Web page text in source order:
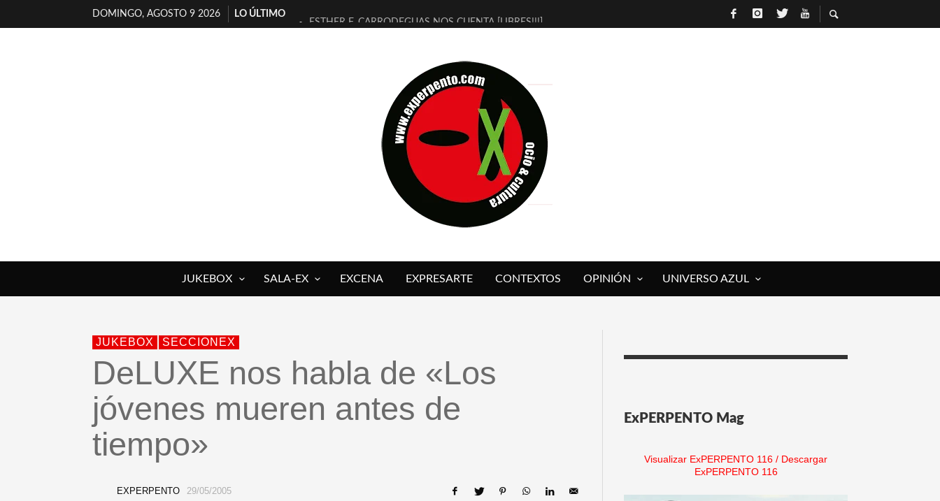
DOMINGO, AGOSTO 9 2026
LO ÚLTIMO
ESTHER F. CARRODEGUAS NOS CUENTA [LIBRES!!!]
[ELECTRA JONDA] DE JUAN GUERRERO ZAMORA
TIMBRE 4, LA ESCUELA DEL DIRECTOR TEATRAL CLAUDIO TOLCACHIR
30 AÑOS (NO ES NADA) DE LA KATARSIS DEL TOMATAZO
MILITARES JUDÍAS EN #EXVITA
D’BALDOMEROS REINVENTAN [BITÁCORA 3.0] EN EXVITA
MARSHALL FLASH PRESENTA EN EXVITA [RELATIVA SENCILLEZ]
JOFRE BARDAGÍ EN EXVITA INTERPRETANDO A SERRAT
JUKEBOX SALA-EX EXCENA EXPRESARTE CONTEXTOS OPINIÓN UNIVERSO AZUL
JUKEBOX SECCIONEX
DeLUXE nos habla de «Los
jóvenes mueren antes de
tiempo»
EXPERPENTO 29/05/2005
ExPERPENTO Mag
Visualizar ExPERPENTO 116 / Descargar
ExPERPENTO 116